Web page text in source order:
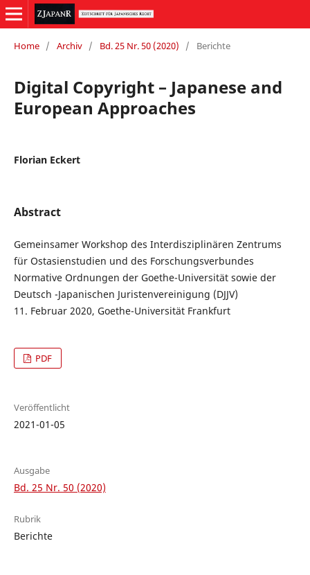
Home / Archiv / Bd. 25 Nr. 50 (2020) / Berichte
Digital Copyright – Japanese and
European Approaches
Florian Eckert
Abstract
Gemeinsamer Workshop des Interdisziplinären Zentrums
für Ostasienstudien und des Forschungsverbundes
Normative Ordnungen der Goethe-Universität sowie der
Deutsch -Japanischen Juristenvereinigung (DJJV)
11. Februar 2020, Goethe-Universität Frankfurt
PDF
Veröffentlicht
2021-01-05
Ausgabe
Bd. 25 Nr. 50 (2020)
Rubrik
Berichte